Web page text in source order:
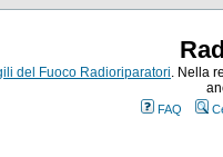
del Fuoco Radioriparatori. Nella
FAQ